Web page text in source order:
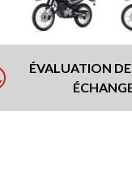
ÉVALUATION